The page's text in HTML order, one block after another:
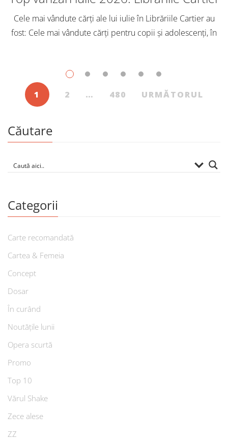
Cele mai vândute cărți ale lui iulie în Librăriile Cartier au
fost: Cele mai vândute cărți pentru copii și adolescenți, în
1 2 … 480 URMĂTORUL
Căutare
Categorii
Carte recomandată
Cartea & Femeia
Concept
Dosar
În curând
Noutățile lunii
Opera scurtă
Promo
Top 10
Vărul Shake
Zece alese
ZZ